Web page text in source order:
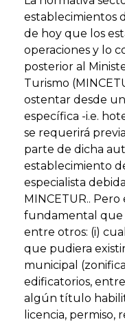
establecimientos
de hoy que los
operaciones y lo
posterior al
Turismo
ostentar desde
específica -i.e.
se requerirá
parte de dicha
establecimiento
especialista
MINCETUR..
fundamental que
entre otros: (i)
que pudiera
municipal
edificatorios,
algún título
licencia, permiso,